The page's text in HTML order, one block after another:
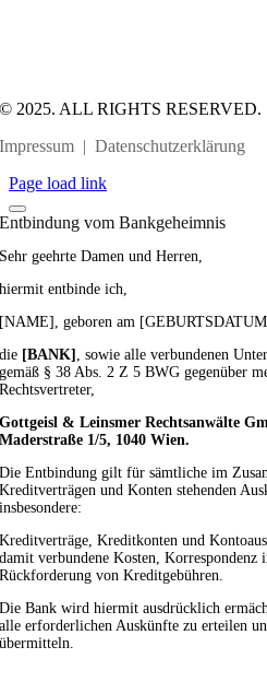
© 2025. ALL RIGHTS RESERVED.
Impressum |Datenschutzerklärung
Page load link
Entbindung vom Bankgeheimnis
Sehr geehrte Damen und Herren,
hiermit entbinde ich,
[NAME], geboren am
die [BANK]
, sowie alle verbundenen
gemäß § 38 Abs. 2 Z 5 BWG gegenüber
Rechtsvertreter,
Gottgeisl & Leinsmer Rechtsanwälte
Maderstraße 1/5, 1040 Wien.
Die Entbindung gilt für sämtliche im
Kreditverträgen und Konten stehenden
insbesondere:
Kreditverträge, Kreditkonten und
damit verbundene Kosten, Korrespondenz
Rückforderung von Kreditgebühren.
Die Bank wird hiermit ausdrücklich
alle erforderlichen Auskünfte zu erteilen
übermitteln.